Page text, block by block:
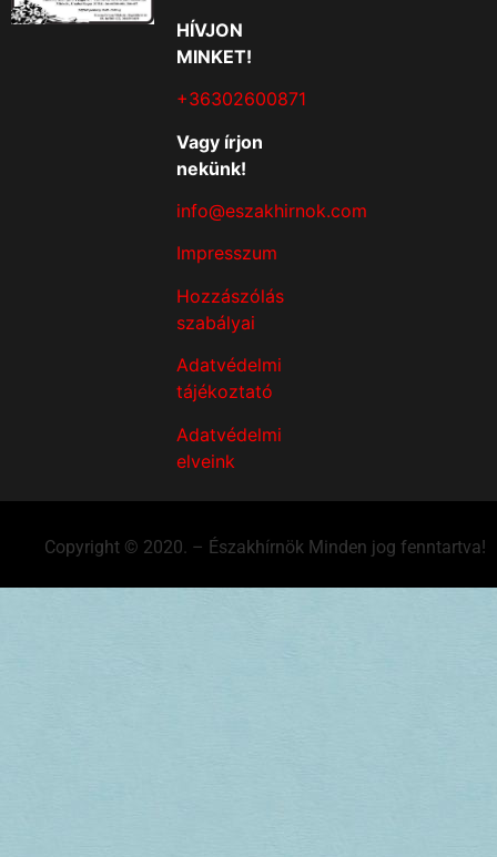
HÍVJON
MINKET!
+36302600871
Vagy írjon
nekünk!
info@eszakhirnok.com
Impresszum
Hozzászólás
szabályai
Adatvédelmi
tájékoztató
Adatvédelmi
elveink
Copyright © 2020. – Északhírnök Minden jog fenntartva!